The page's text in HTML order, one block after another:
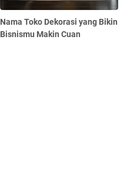
Nama Toko Dekorasi yang Bikin
Bisnismu Makin Cuan